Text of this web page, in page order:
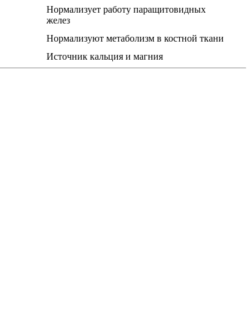
Нормализует работу паращитовидных
желез
Нормализуют метаболизм в костной ткани
Источник кальция и магния